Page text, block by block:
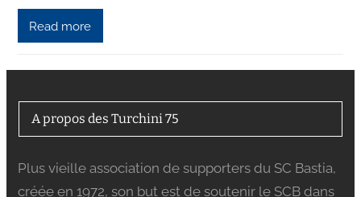
Read more
A propos des Turchini 75
Plus vieille association de supporters du SC Bastia,
créée en 1972, son but est de soutenir le SCB dans